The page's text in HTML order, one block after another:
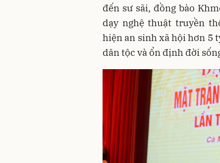
đến sư sãi, đồng bào
dạy nghệ thuật truyền
hiện an sinh xã hội hơn 5
dân tộc và ổn định đời